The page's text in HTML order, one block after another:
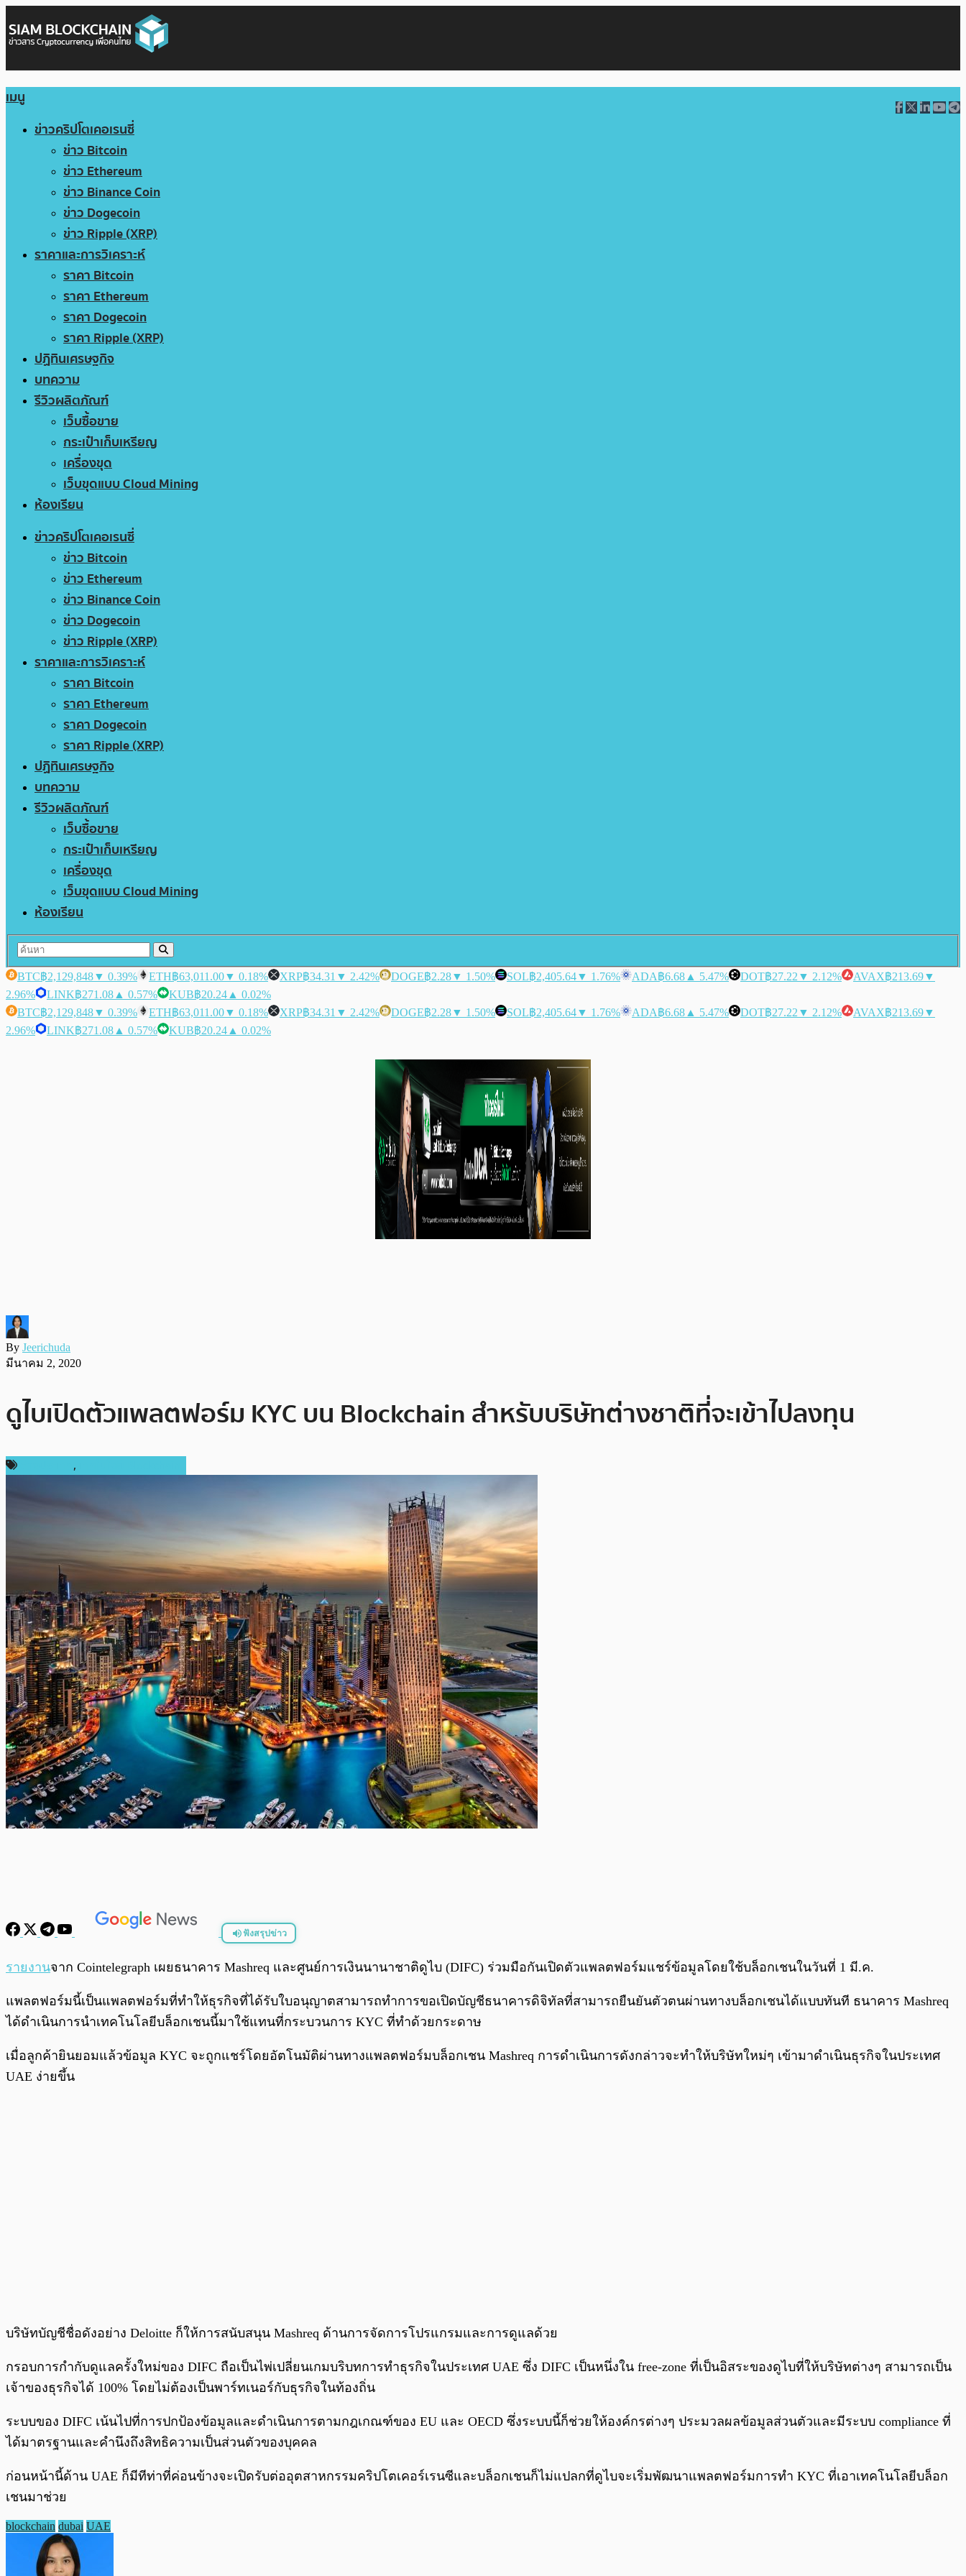
เมนู
ข่าวคริปโตเคอเรนซี่
ข่าว Bitcoin
ข่าว Ethereum
ข่าว Binance Coin
ข่าว Dogecoin
ข่าว Ripple (XRP)
ราคาและการวิเคราะห์
ราคา Bitcoin
ราคา Ethereum
ราคา Dogecoin
ราคา Ripple (XRP)
ปฏิทินเศรษฐกิจ
บทความ
รีวิวผลิตภัณฑ์
เว็บซื้อขาย
กระเป๋าเก็บเหรียญ
เครื่องขุด
เว็บขุดแบบ Cloud Mining
ห้องเรียน
ข่าวคริปโตเคอเรนซี่
ข่าว Bitcoin
ข่าว Ethereum
ข่าว Binance Coin
ข่าว Dogecoin
ข่าว Ripple (XRP)
ราคาและการวิเคราะห์
ราคา Bitcoin
ราคา Ethereum
ราคา Dogecoin
ราคา Ripple (XRP)
ปฏิทินเศรษฐกิจ
บทความ
รีวิวผลิตภัณฑ์
เว็บซื้อขาย
กระเป๋าเก็บเหรียญ
เครื่องขุด
เว็บขุดแบบ Cloud Mining
ห้องเรียน
BTC฿2,129,848▼ 0.39% ETH฿63,011.00▼ 0.18% XRP฿34.31 ▼ 2.42% DOGE฿2.28▼ 1.50% SOL฿2,405.64▼ 1.76% ADA฿6.68 ▲ 5.47% DOT฿27.22 ▼ 2.12% AVAX฿213.69▼
2.96%
LINK฿271.08 ▲ 0.57% KUB฿20.24 ▲ 0.02%
BTC฿2,129,848▼ 0.39% ETH฿63,011.00▼ 0.18% XRP฿34.31 ▼ 2.42% DOGE฿2.28▼ 1.50% SOL฿2,405.64▼ 1.76% ADA฿6.68 ▲ 5.47% DOT฿27.22 ▼ 2.12% AVAX฿213.69▼
2.96%
LINK฿271.08 ▲ 0.57% KUB฿20.24 ▲ 0.02%
By Jeerichuda
มีนาคม 2, 2020
ดูไบเปิดตัวแพลตฟอร์ม KYC บน Blockchain สำหรับบริษัทต่างชาติที่จะเข้าไปลงทุน
,
ฟังสรุปข่าว
รายงานจาก Cointelegraph เผยธนาคาร Mashreq และศูนย์การเงินนานาชาติดูไบ (DIFC) ร่วมมือกันเปิดตัวแพลตฟอร์มแชร์ข้อมูลโดยใช้บล็อกเชนในวันที่ 1 มี.ค.
แพลตฟอร์มนี้เป็นแพลตฟอร์มที่ทำให้ธุรกิจที่ได้รับใบอนุญาตสามารถทำการขอเปิดบัญชีธนาคารดิจิทัลที่สามารถยืนยันตัวตนผ่านทางบล็อกเชนได้แบบทันที ธนาคาร Mashreq
ได้ดำเนินการนำเทคโนโลยีบล็อกเชนนี้มาใช้แทนที่กระบวนการ KYC ที่ทำด้วยกระดาษ
เมื่อลูกค้ายินยอมแล้วข้อมูล KYC จะถูกแชร์โดยอัตโนมัติผ่านทางแพลตฟอร์มบล็อกเชน Mashreq การดำเนินการดังกล่าวจะทำให้บริษัทใหม่ๆ เข้ามาดำเนินธุรกิจในประเทศ
UAE ง่ายขึ้น
บริษัทบัญชีชื่อดังอย่าง Deloitte ก็ให้การสนับสนุน Mashreq ด้านการจัดการโปรแกรมและการดูแลด้วย
กรอบการกำกับดูแลครั้งใหม่ของ DIFC ถือเป็นไพ่เปลี่ยนเกมบริบทการทำธุรกิจในประเทศ UAE ซึ่ง DIFC เป็นหนึ่งใน free-zone ที่เป็นอิสระของดูไบที่ให้บริษัทต่างๆ สามารถเป็น
เจ้าของธุรกิจได้ 100% โดยไม่ต้องเป็นพาร์ทเนอร์กับธุรกิจในท้องถิ่น
ระบบของ DIFC เน้นไปที่การปกป้องข้อมูลและดำเนินการตามกฎเกณฑ์ของ EU และ OECD ซึ่งระบบนี้ก็ช่วยให้องค์กรต่างๆ ประมวลผลข้อมูลส่วนตัวและมีระบบ compliance ที่
ได้มาตรฐานและคำนึงถึงสิทธิความเป็นส่วนตัวของบุคคล
ก่อนหน้านี้ด้าน UAE ก็มีทีท่าที่ค่อนข้างจะเปิดรับต่ออุตสาหกรรมคริปโตเคอร์เรนซีและบล็อกเชนก็ไม่แปลกที่ดูไบจะเริ่มพัฒนาแพลตฟอร์มการทำ KYC ที่เอาเทคโนโลยีบล็อก
เชนมาช่วย
blockchain dubai UAE